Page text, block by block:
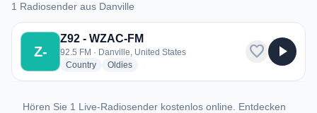
1 Radiosender aus Danville
1 Radiosender aus Danville
Z-
Z92 - WZAC-FM
92.5 FM · Danville, United States
Countryradio stations
Oldiesradio stations
favorite play_arrow
Hören Sie 1 Live-Radiosender kostenlos online. Entdecken